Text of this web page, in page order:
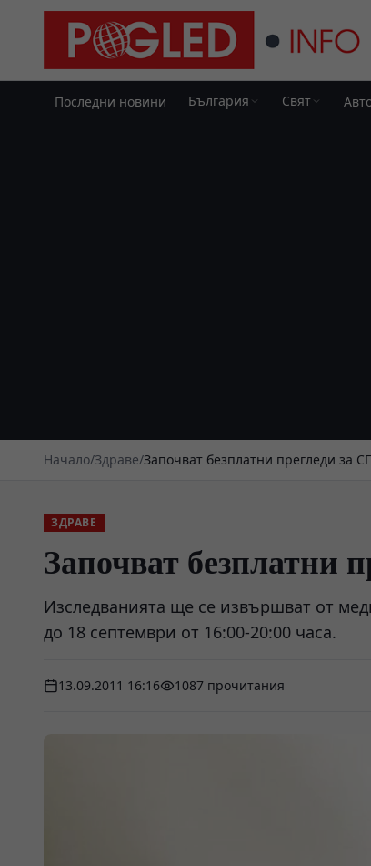
Последни новини България Свят
Начало/Здраве/Започват безплатни прегледи за
ЗДРАВЕ
Започват
Изследванията ще се извършват от
до 18 септември от 16:00-20:00 часа.
13.09.2011 16:16 1087 прочитания